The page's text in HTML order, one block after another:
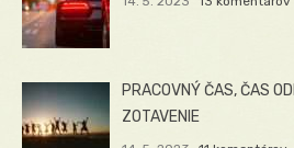
PRACOVNÝ ČAS, ČAS
ZOTAVENIE